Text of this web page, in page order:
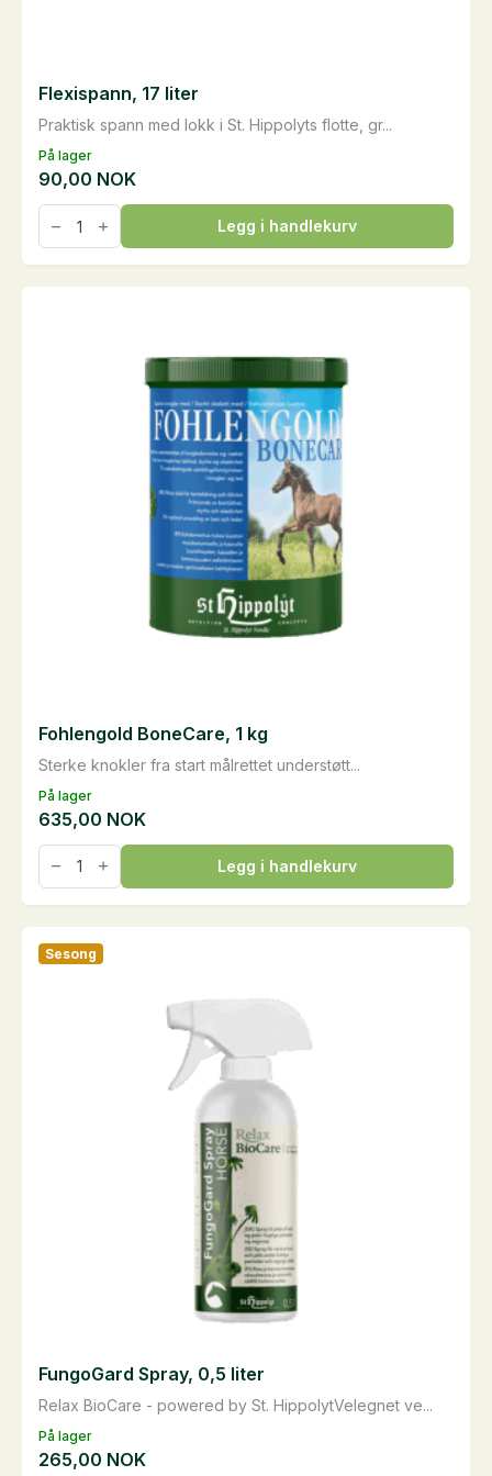
På lager
Praktisk spann med lokk i St. Hippolyts flotte, gr...
Flexispann, 17 liter
90,00 NOK
Flexispann,
17
liter
antall
Legg i handlekurv
På lager
Sterke knokler fra start målrettet understøtt...
Fohlengold BoneCare, 1 kg
635,00 NOK
Fohlengold
BoneCare,
1
kg
Legg i handlekurv
På lager
Sesong
Relax BioCare - powered by St. HippolytVelegnet ve...
FungoGard Spray, 0,5 liter
265,00 NOK